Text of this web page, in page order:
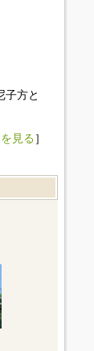
子方と
見る］